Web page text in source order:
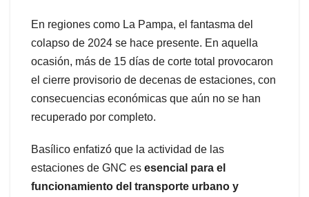
En regiones como La Pampa, el fantasma del
colapso de 2024 se hace presente. En aquella
ocasión, más de 15 días de corte total provocaron
el cierre provisorio de decenas de estaciones, con
consecuencias económicas que aún no se han
recuperado por completo.
Basílico enfatizó que la actividad de las
estaciones de GNC es esencial para el
funcionamiento del transporte urbano y